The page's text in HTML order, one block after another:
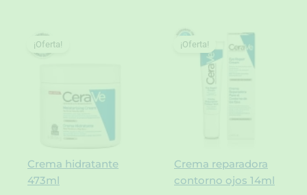
Crema hidratante
473ml
¡Oferta!
Crema reparadora
contorno ojos 14ml
¡Oferta!